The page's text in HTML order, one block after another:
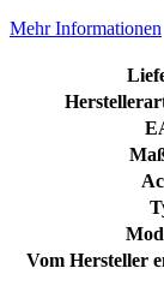
Mehr Informationen
Vom Hersteller